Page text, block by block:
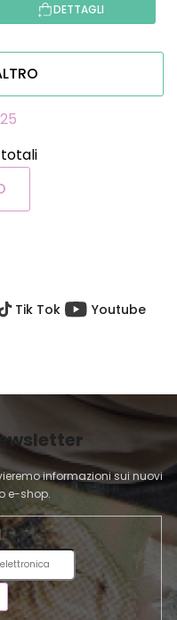
DETTAGLI
25
Tik Tok Youtube
informazioni sui nuovi
e-shop.